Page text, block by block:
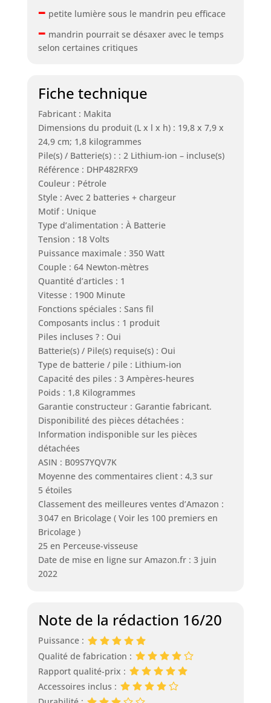
– petite lumière sous le mandrin peu efficace
– mandrin pourrait se désaxer avec le temps
selon certaines critiques
Fiche technique
Fabricant : Makita
Dimensions du produit (L x l x h) : 19,8 x 7,9 x
24,9 cm; 1,8 kilogrammes
Pile(s) / Batterie(s) : : 2 Lithium-ion – incluse(s)
Référence : DHP482RFX9
Couleur : Pétrole
Style : Avec 2 batteries + chargeur
Motif : Unique
Type d’alimentation : À Batterie
Tension : 18 Volts
Puissance maximale : 350 Watt
Couple : 64 Newton-mètres
Quantité d’articles : 1
Vitesse : 1900 Minute
Fonctions spéciales : Sans fil
Composants inclus : 1 produit
Piles incluses ? : Oui
Batterie(s) / Pile(s) requise(s) : Oui
Type de batterie / pile : Lithium-ion
Capacité des piles : 3 Ampères-heures
Poids : 1,8 Kilogrammes
Garantie constructeur : Garantie fabricant.
Disponibilité des pièces détachées :
Information indisponible sur les pièces
détachées
ASIN : B09S7YQV7K
Moyenne des commentaires client : 4,3 sur
5 étoiles
Classement des meilleures ventes d’Amazon :
3 047 en Bricolage ( Voir les 100 premiers en
Bricolage )
25 en Perceuse-visseuse
Date de mise en ligne sur Amazon.fr : 3 juin
2022
Note de la rédaction 16/20
Puissance :
Qualité de fabrication :
Rapport qualité-prix :
Accessoires inclus :